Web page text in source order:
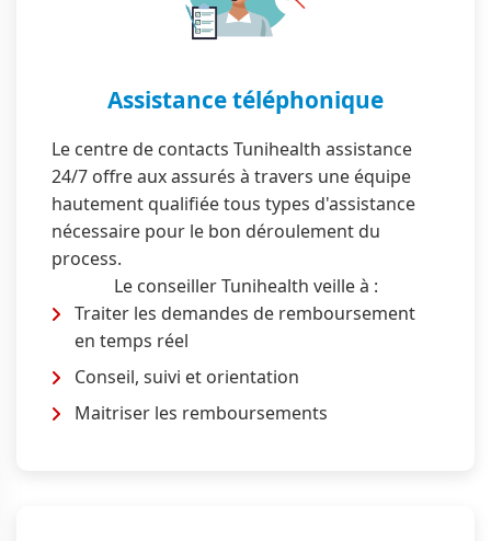
Assistance téléphonique
Le centre de contacts Tunihealth assistance
24/7 offre aux assurés à travers une équipe
hautement qualifiée tous types d'assistance
nécessaire pour le bon déroulement du
process.
Le conseiller Tunihealth veille à :
Traiter les demandes de remboursement
en temps réel
Conseil, suivi et orientation
Maitriser les remboursements